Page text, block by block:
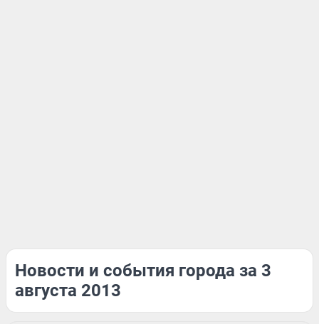
Новости и события города за 3
августа 2013